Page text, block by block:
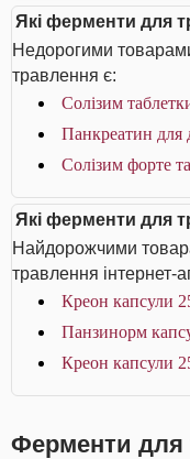
Які ферменти для
Недорогими
травлення є:
Солізим
Панкреатин для
Солізим форте
Які ферменти для
Найдорожчими
травлення інтернет-
Креон капсули
Панзинорм
Креон капсули
Ферменти для